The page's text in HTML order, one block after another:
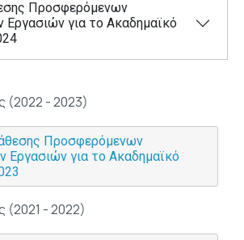
Προσφερόμενων
για το Ακαδημαϊκό
(2022 - 2023)
Προσφερόμενων
Εργασιών για το Ακαδημαϊκό
(2021 - 2022)